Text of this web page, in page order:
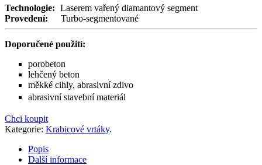
Technologie: Laserem vařený diamantový segment
Provedení:
Turbo-segmentované
Doporučené použití:
porobeton
lehčený beton
měkké cihly, abrasivní zdivo
abrasivní stavební materiál
Chci koupit
Kategorie: Krabicové vrtáky.
Popis
Další informace